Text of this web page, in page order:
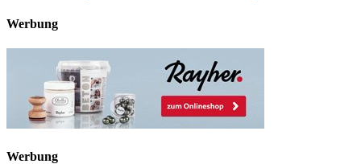
Werbung
Werbung